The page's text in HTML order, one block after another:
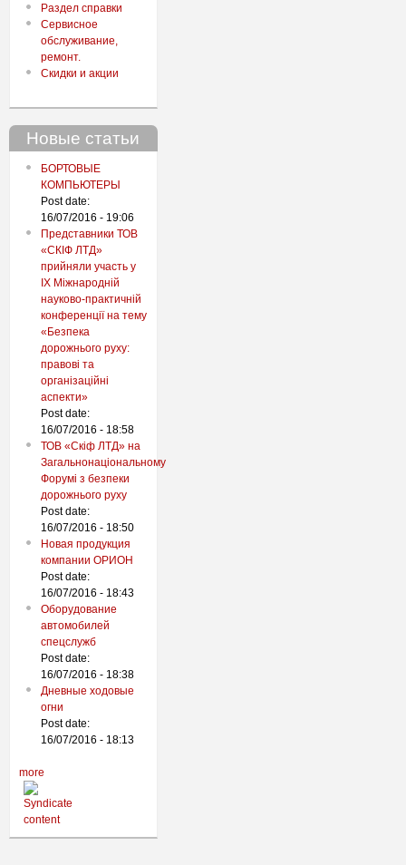
Раздел справки
Сервисное
обслуживание,
ремонт.
Скидки и акции
Новые статьи
БОРТОВЫЕ
КОМПЬЮТЕРЫ
Post date:
16/07/2016 - 19:06
Представники ТОВ
«СКІФ ЛТД»
прийняли участь у
IX Міжнародній
науково-практичній
конференції на тему
«Безпека
дорожнього руху:
правові та
організаційні
аспекти»
Post date:
16/07/2016 - 18:58
ТОВ «Скіф ЛТД» на
Загальнонаціональному
Форумі з безпеки
дорожнього руху
Post date:
16/07/2016 - 18:50
Новая продукция
компании ОРИОН
Post date:
16/07/2016 - 18:43
Оборудование
автомобилей
спецслужб
Post date:
16/07/2016 - 18:38
Дневные ходовые
огни
Post date:
16/07/2016 - 18:13
more